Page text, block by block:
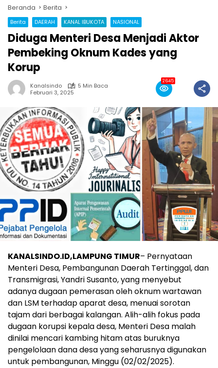
Beranda Berita
Berita DAERAH KANAL IBUKOTA NASIONAL
Diduga Menteri Desa Menjadi Aktor
Pembeking Oknum Kades yang
Korup
Kanalsindo
5 Min Baca
Februari 3, 2025
2645
KANALSINDO.ID,LAMPUNG TIMUR– Pernyataan
Menteri Desa, Pembangunan Daerah Tertinggal, dan
Transmigrasi, Yandri Susanto, yang menyebut
adanya dugaan pemerasan oleh oknum wartawan
dan LSM terhadap aparat desa, menuai sorotan
tajam dari berbagai kalangan. Alih-alih fokus pada
dugaan korupsi kepala desa, Menteri Desa malah
dinilai mencari kambing hitam atas buruknya
pengelolaan dana desa yang seharusnya digunakan
untuk pembangunan, Minggu (02/02/2025).